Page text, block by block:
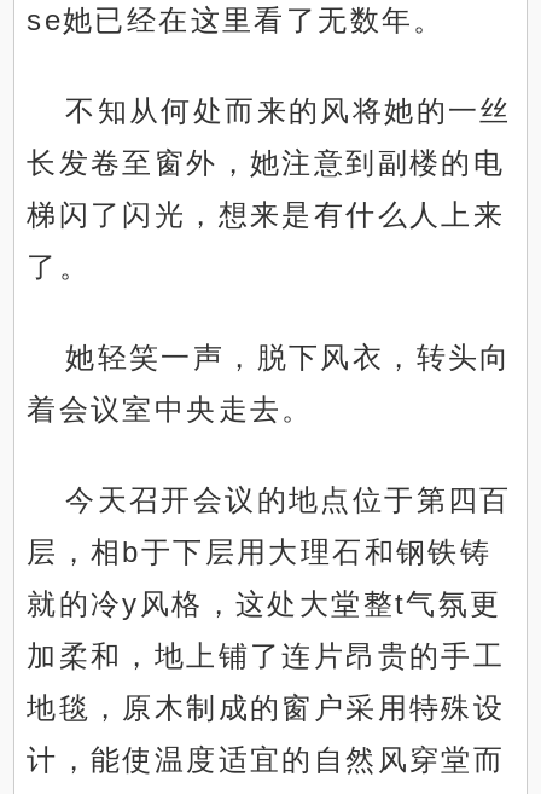
se她已经在这里看了无数年。
不知从何处而来的风将她的一丝
长发卷至窗外，她注意到副楼的电
梯闪了闪光，想来是有什么人上来
了。
她轻笑一声，脱下风衣，转头向
着会议室中央走去。
今天召开会议的地点位于第四百
层，相b于下层用大理石和钢铁铸
就的冷y风格，这处大堂整t气氛更
加柔和，地上铺了连片昂贵的手工
地毯，原木制成的窗户采用特殊设
计，能使温度适宜的自然风穿堂而